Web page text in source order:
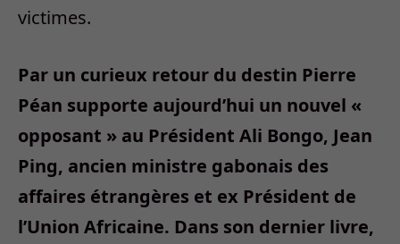
victimes.
Par un curieux retour du destin Pierre
Péan supporte aujourd’hui un nouvel «
opposant » au Président Ali Bongo, Jean
Ping, ancien ministre gabonais des
affaires étrangères et ex Président de
l’Union Africaine. Dans son dernier livre,